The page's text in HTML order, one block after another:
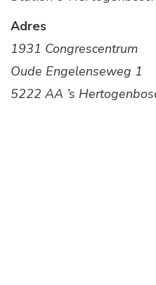
Adres
1931 Congrescentrum
Oude Engelenseweg 1
5222 AA ’s